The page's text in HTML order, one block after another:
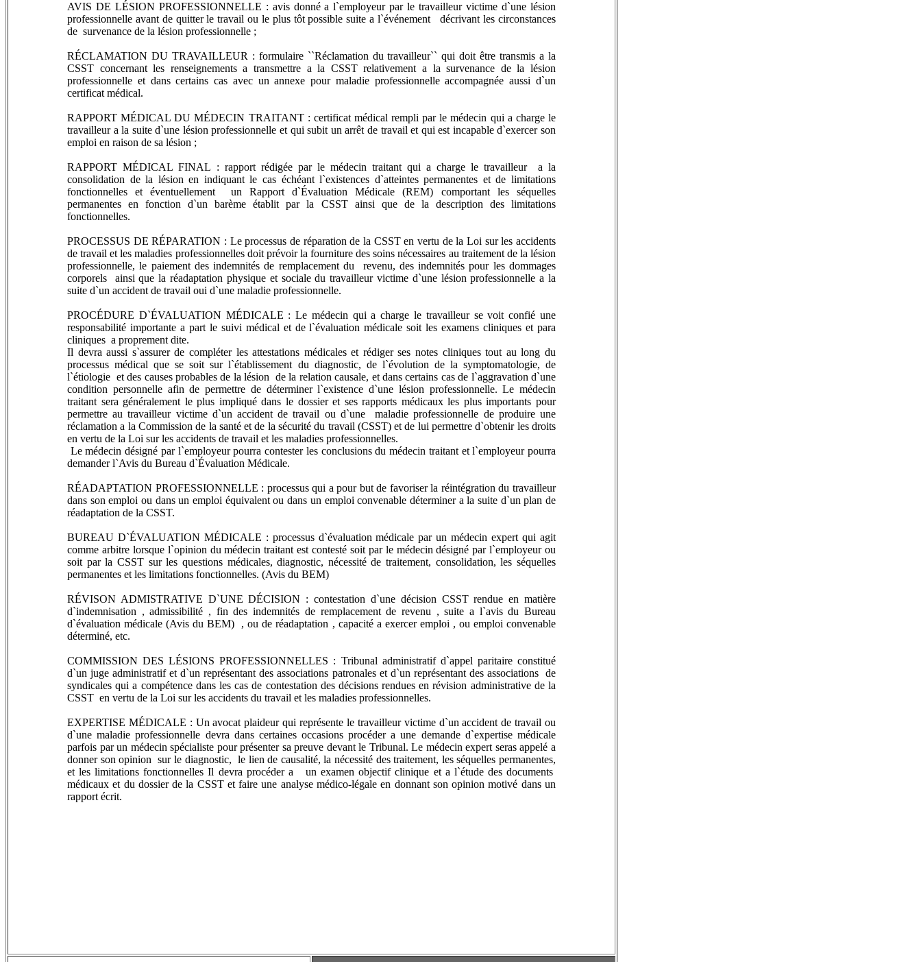
AVIS DE LÉSION PROFESSIONNELLE : avis donné a l`employeur par le travailleur victime d`une lésion
professionnelle avant de quitter le travail ou le plus tôt possible suite a l`événement décrivant les circonstances
de survenance de la lésion professionnelle ;
RÉCLAMATION DU TRAVAILLEUR : formulaire ``Réclamation du travailleur`` qui doit être transmis a la
CSST concernant les renseignements a transmettre a la CSST relativement a la survenance de la lésion
professionnelle et dans certains cas avec un annexe pour maladie professionnelle accompagnée aussi d`un
certificat médical.
RAPPORT MÉDICAL DU MÉDECIN TRAITANT : certificat médical rempli par le médecin qui a charge le
travailleur a la suite d`une lésion professionnelle et qui subit un arrêt de travail et qui est incapable d`exercer son
emploi en raison de sa lésion ;
RAPPORT MÉDICAL FINAL : rapport rédigée par le médecin traitant qui a charge le travailleur a la
consolidation de la lésion en indiquant le cas échéant l`existences d`atteintes permanentes et de limitations
fonctionnelles et éventuellement un Rapport d`Évaluation Médicale (REM) comportant les séquelles
permanentes en fonction d`un barème établit par la CSST ainsi que de la description des limitations
fonctionnelles.
PROCESSUS DE RÉPARATION : Le processus de réparation de la CSST en vertu de la Loi sur les accidents
de travail et les maladies professionnelles doit prévoir la fourniture des soins nécessaires au traitement de la lésion
professionnelle, le paiement des indemnités de remplacement du revenu, des indemnités pour les dommages
corporels ainsi que la réadaptation physique et sociale du travailleur victime d`une lésion professionnelle a la
suite d`un accident de travail oui d`une maladie professionnelle.
PROCÉDURE D`ÉVALUATION MÉDICALE : Le médecin qui a charge le travailleur se voit confié une
responsabilité importante a part le suivi médical et de l`évaluation médicale soit les examens cliniques et para
cliniques a proprement dite.
Il devra aussi s`assurer de compléter les attestations médicales et rédiger ses notes cliniques tout au long du
processus médical que se soit sur l`établissement du diagnostic, de l`évolution de la symptomatologie, de
l`étiologie et des causes probables de la lésion de la relation causale, et dans certains cas de l`aggravation d`une
condition personnelle afin de permettre de déterminer l`existence d`une lésion professionnelle. Le médecin
traitant sera généralement le plus impliqué dans le dossier et ses rapports médicaux les plus importants pour
permettre au travailleur victime d`un accident de travail ou d`une maladie professionnelle de produire une
réclamation a la Commission de la santé et de la sécurité du travail (CSST) et de lui permettre d`obtenir les droits
en vertu de la Loi sur les accidents de travail et les maladies professionnelles.
Le médecin désigné par l`employeur pourra contester les conclusions du médecin traitant et l`employeur pourra
demander l`Avis du Bureau d`Évaluation Médicale.
RÉADAPTATION PROFESSIONNELLE : processus qui a pour but de favoriser la réintégration du travailleur
dans son emploi ou dans un emploi équivalent ou dans un emploi convenable déterminer a la suite d`un plan de
réadaptation de la CSST.
BUREAU D`ÉVALUATION MÉDICALE : processus d`évaluation médicale par un médecin expert qui agit
comme arbitre lorsque l`opinion du médecin traitant est contesté soit par le médecin désigné par l`employeur ou
soit par la CSST sur les questions médicales, diagnostic, nécessité de traitement, consolidation, les séquelles
permanentes et les limitations fonctionnelles. (Avis du BEM)
RÉVISON ADMISTRATIVE D`UNE DÉCISION : contestation d`une décision CSST rendue en matière
d`indemnisation , admissibilité , fin des indemnités de remplacement de revenu , suite a l`avis du Bureau
d`évaluation médicale (Avis du BEM) , ou de réadaptation , capacité a exercer emploi , ou emploi convenable
déterminé, etc.
COMMISSION DES LÉSIONS PROFESSIONNELLES : Tribunal administratif d`appel paritaire constitué
d`un juge administratif et d`un représentant des associations patronales et d`un représentant des associations de
syndicales qui a compétence dans les cas de contestation des décisions rendues en révision administrative de la
CSST en vertu de la Loi sur les accidents du travail et les maladies professionnelles.
EXPERTISE MÉDICALE : Un avocat plaideur qui représente le travailleur victime d`un accident de travail ou
d`une maladie professionnelle devra dans certaines occasions procéder a une demande d`expertise médicale
parfois par un médecin spécialiste pour présenter sa preuve devant le Tribunal. Le médecin expert seras appelé a
donner son opinion sur le diagnostic, le lien de causalité, la nécessité des traitement, les séquelles permanentes,
et les limitations fonctionnelles Il devra procéder a un examen objectif clinique et a l`étude des documents
médicaux et du dossier de la CSST et faire une analyse médico-légale en donnant son opinion motivé dans un
rapport écrit.